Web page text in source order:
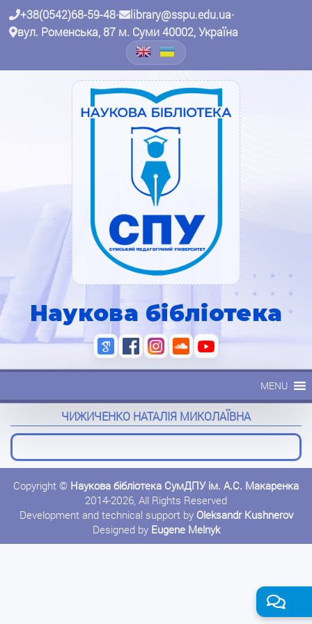
+38(0542)68-59-48• library@sspu.edu.ua•
вул. Роменська, 87 м. Суми 40002, Україна
Наукова бібліотека
MENU
ЧИЖИЧЕНКО НАТАЛІЯ МИКОЛАЇВНА
Copyright © Наукова бібліотека СумДПУ ім. А.С. Макаренка
2014-2026, All Rights Reserved
Development and technical support by Oleksandr Kushnerov
Designed by Eugene Melnyk